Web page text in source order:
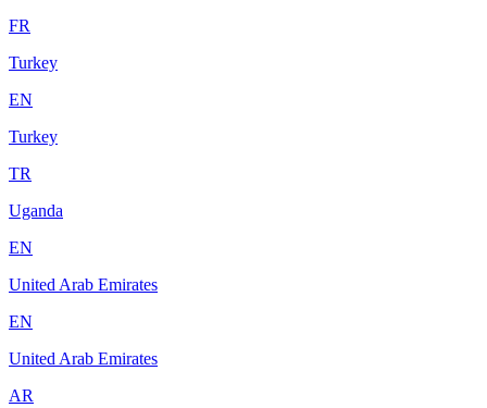
FR
Turkey
EN
Turkey
TR
Uganda
EN
United Arab Emirates
EN
United Arab Emirates
AR